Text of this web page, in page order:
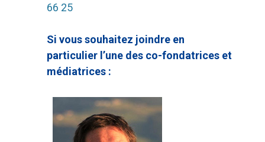
66 25
Si vous souhaitez joindre en
particulier l’une des co-fondatrices et
médiatrices :